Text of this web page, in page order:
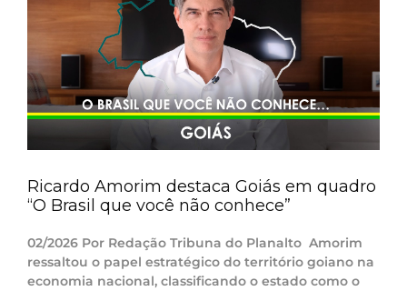
Ricardo Amorim destaca Goiás em quadro
“O Brasil que você não conhece”
02/2026 Por Redação Tribuna do Planalto Amorim
ressaltou o papel estratégico do território goiano na
economia nacional, classificando o estado como o